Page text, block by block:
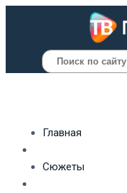
Поиск
Главная
Сюжеты